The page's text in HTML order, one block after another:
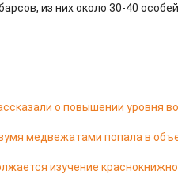
из них около 30-40
о повышении уровня
медвежатами попала в
изучение